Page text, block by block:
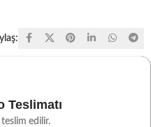
Teslimatı
edilir.